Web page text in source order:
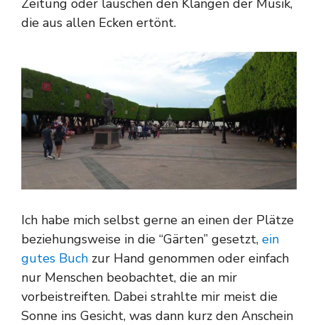
die aus allen Ecken ertönt.
Ich habe mich selbst gerne an einen der Plätze
beziehungsweise in die “Gärten” gesetzt, ein
gutes Buch zur Hand genommen oder einfach
nur Menschen beobachtet, die an mir
vorbeistreiften. Dabei strahlte mir meist die
Sonne ins Gesicht, was dann kurz den Anschein